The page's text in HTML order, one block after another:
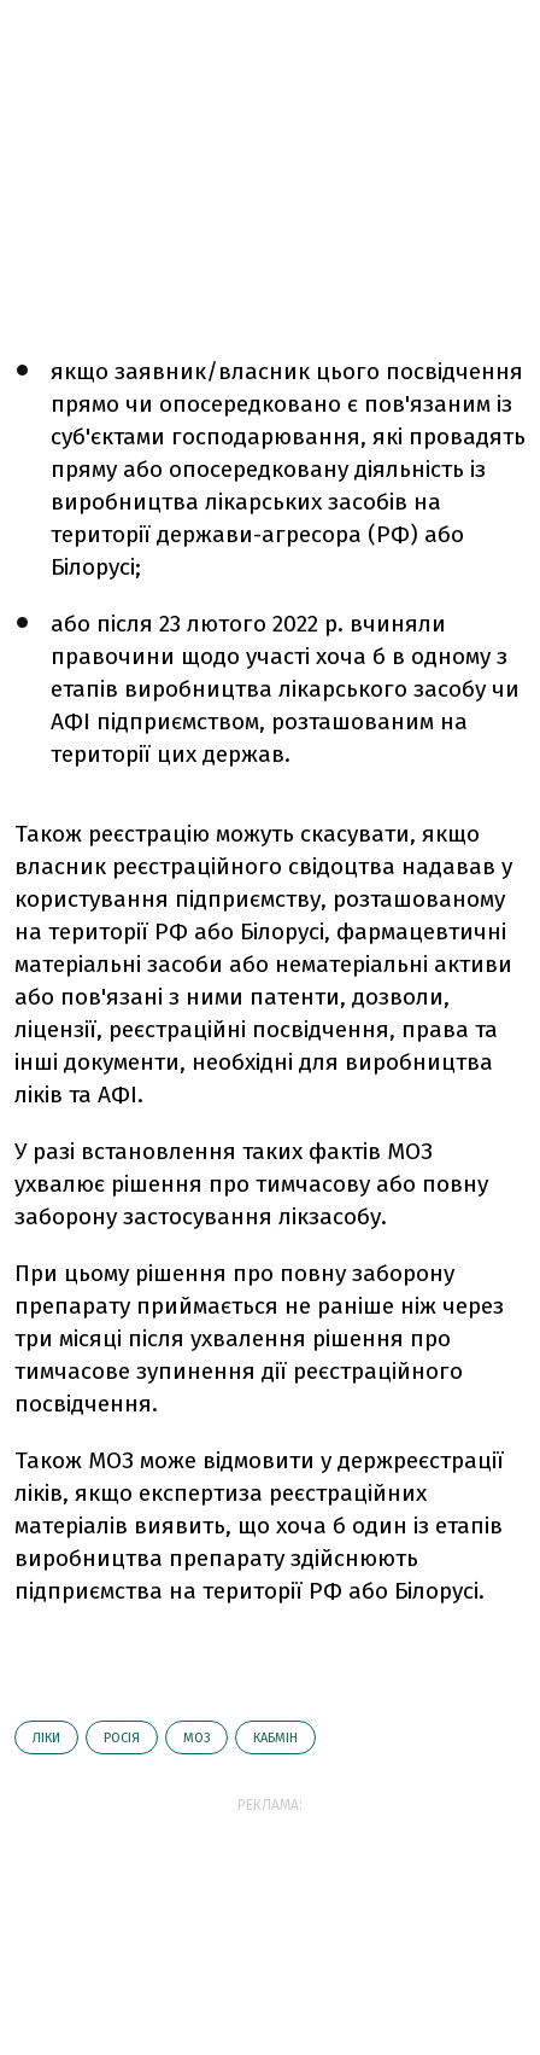
якщо заявник/власник цього посвідчення
прямо чи опосередковано є пов'язаним із
суб'єктами господарювання, які провадять
пряму або опосередковану діяльність із
виробництва лікарських засобів на
території держави-агресора (РФ) або
Білорусі;
або після 23 лютого 2022 р. вчиняли
правочини щодо участі хоча б в одному з
етапів виробництва лікарського засобу чи
АФІ підприємством, розташованим на
території цих держав.
Також реєстрацію можуть скасувати, якщо
власник реєстраційного свідоцтва надавав у
користування підприємству, розташованому
на території РФ або Білорусі, фармацевтичні
матеріальні засоби або нематеріальні активи
або пов'язані з ними патенти, дозволи,
ліцензії, реєстраційні посвідчення, права та
інші документи, необхідні для виробництва
ліків та АФІ.
У разі встановлення таких фактів МОЗ
ухвалює рішення про тимчасову або повну
заборону застосування лікзасобу.
При цьому рішення про повну заборону
препарату приймається не раніше ніж через
три місяці після ухвалення рішення про
тимчасове зупинення дії реєстраційного
посвідчення.
Також МОЗ може відмовити у держреєстрації
ліків, якщо експертиза реєстраційних
матеріалів виявить, що хоча б один із етапів
виробництва препарату здійснюють
підприємства на території РФ або Білорусі.
ЛІКИ РОСІЯ МОЗ КАБМІН
РЕКЛАМА: